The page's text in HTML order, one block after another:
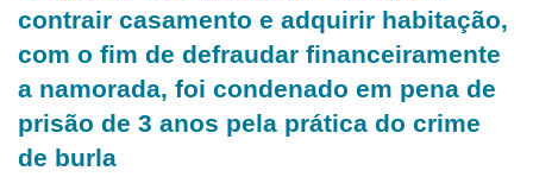
contrair casamento e adquirir habitação,
com o fim de defraudar financeiramente
a namorada, foi condenado em pena de
prisão de 3 anos pela prática do crime
de burla